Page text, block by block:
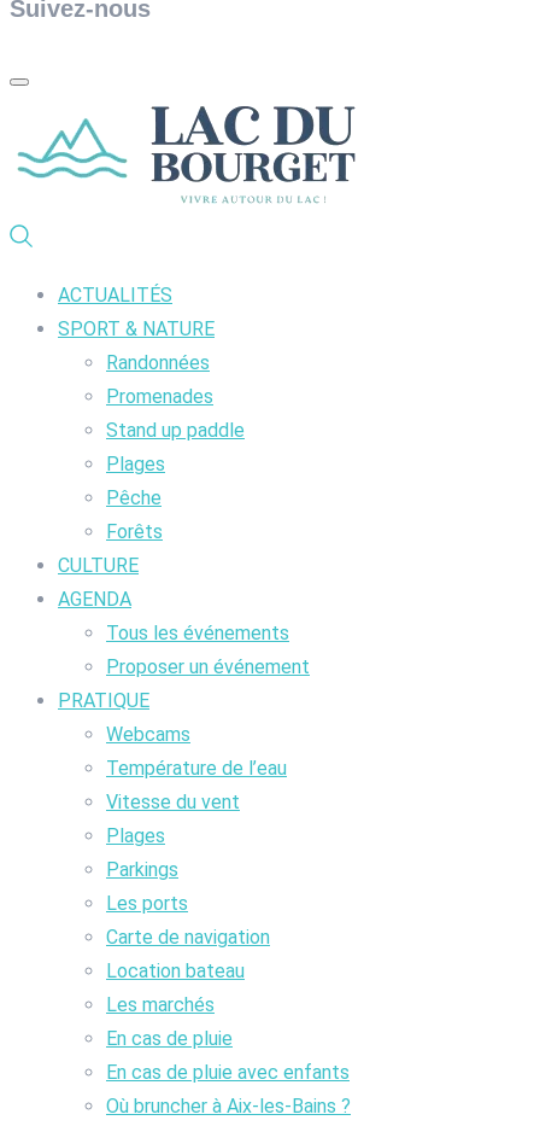
Suivez-nous
ACTUALITÉS
SPORT & NATURE
Randonnées
Promenades
Stand up paddle
Plages
Pêche
Forêts
CULTURE
AGENDA
Tous les événements
Proposer un événement
PRATIQUE
Webcams
Température de l’eau
Vitesse du vent
Plages
Parkings
Les ports
Carte de navigation
Location bateau
Les marchés
En cas de pluie
En cas de pluie avec enfants
Où bruncher à Aix-les-Bains ?